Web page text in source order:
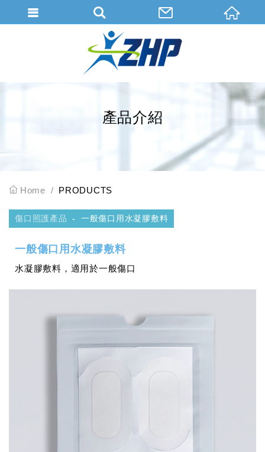
產品介紹
Home PRODUCTS
傷口照護產品 一般傷口用水凝膠敷料
一般傷口用水凝膠敷料
水凝膠敷料，適用於一般傷口
會員登入
會員登入(燈箱)
加入會員
填寫匯款通知